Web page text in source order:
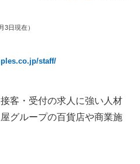
3日現在）
staff/
客・受付の求人に強い人材
グループの百貨店や商業施